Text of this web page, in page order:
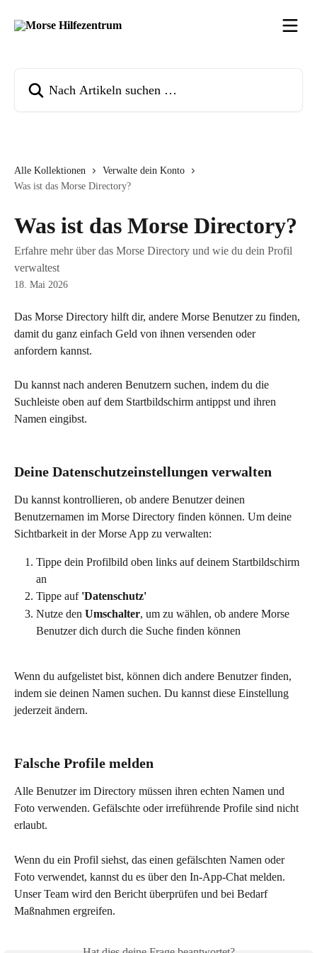
Alle Kollektionen
Verwalte dein Konto
Was ist das Morse Directory?
Was ist das Morse Directory?
Erfahre mehr über das Morse Directory und wie du dein Profil
verwaltest
18. Mai 2026
Das Morse Directory hilft dir, andere Morse Benutzer zu finden,
damit du ganz einfach Geld von ihnen versenden oder
anfordern kannst.
Du kannst nach anderen Benutzern suchen, indem du die
Suchleiste oben auf dem Startbildschirm antippst und ihren
Namen eingibst.
Deine Datenschutzeinstellungen verwalten
Du kannst kontrollieren, ob andere Benutzer deinen
Benutzernamen im Morse Directory finden können. Um deine
Sichtbarkeit in der Morse App zu verwalten:
Tippe dein Profilbild oben links auf deinem Startbildschirm
an
Tippe auf 'Datenschutz'
Nutze den Umschalter, um zu wählen, ob andere Morse
Benutzer dich durch die Suche finden können
Wenn du aufgelistet bist, können dich andere Benutzer finden,
indem sie deinen Namen suchen. Du kannst diese Einstellung
jederzeit ändern.
Falsche Profile melden
Alle Benutzer im Directory müssen ihren echten Namen und
Foto verwenden. Gefälschte oder irreführende Profile sind nicht
erlaubt.
Wenn du ein Profil siehst, das einen gefälschten Namen oder
Foto verwendet, kannst du es über den In-App-Chat melden.
Unser Team wird den Bericht überprüfen und bei Bedarf
Maßnahmen ergreifen.